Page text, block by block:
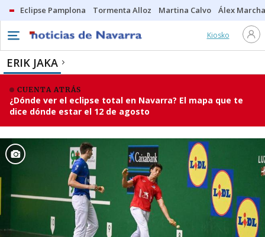
Eclipse Pamplona Tormenta Alloz Martina Calvo Álex
Kiosko
ERIK JAKA
CUENTA ATRÁS
¿Dónde ver el eclipse total en Navarra? El mapa que te
dice dónde estar el 12 de agosto